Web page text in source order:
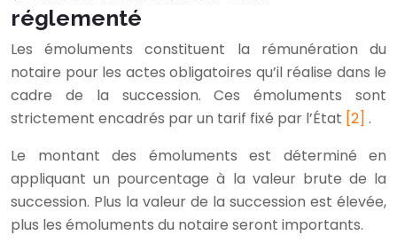
réglementé
Les émoluments constituent la rémunération du
notaire pour les actes obligatoires qu’il réalise dans le
cadre de la succession. Ces émoluments sont
strictement encadrés par un tarif fixé par l’État [2] .
Le montant des émoluments est déterminé en
appliquant un pourcentage à la valeur brute de la
succession. Plus la valeur de la succession est élevée,
plus les émoluments du notaire seront importants.